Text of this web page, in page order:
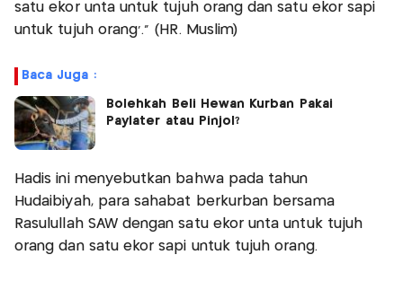
satu ekor unta untuk tujuh orang dan satu ekor sapi
untuk tujuh orang'." (HR. Muslim)
Baca Juga :
Bolehkah Beli Hewan Kurban Pakai
Paylater atau Pinjol?
Hadis ini menyebutkan bahwa pada tahun
Hudaibiyah, para sahabat berkurban bersama
Rasulullah SAW dengan satu ekor unta untuk tujuh
orang dan satu ekor sapi untuk tujuh orang.